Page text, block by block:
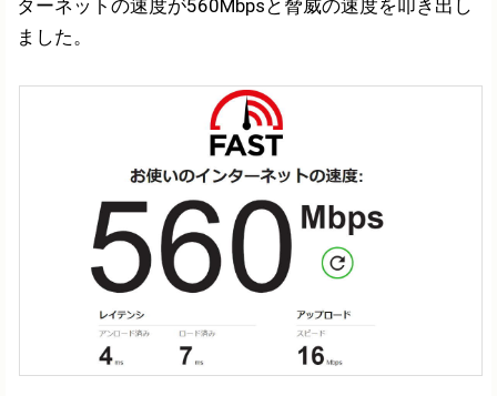
ターネットの速度が560Mbpsと脅威の速度を叩き出し
ました。